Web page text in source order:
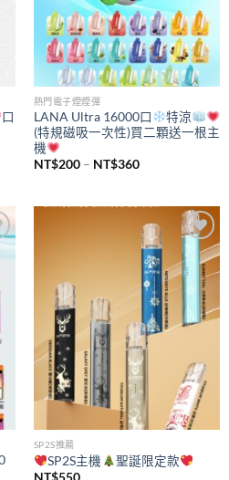
口
熱門電子煙煙彈
LANA Ultra 16000口
特涼
(特規磁吸一次性)買二顆送一根主
機
NT$200 – NT$360價
NT$200
到
NT$360
Add to
wishlist
SP2S推薦
SP2S主機
聖誕限定款